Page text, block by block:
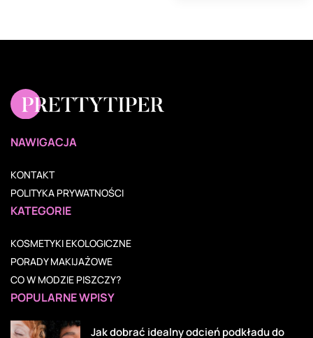
NAWIGACJA
KONTAKT
POLITYKA PRYWATNOŚCI
KATEGORIE
KOSMETYKI EKOLOGICZNE
PORADY MAKIJAŻOWE
CO W MODZIE PISZCZY?
POPULARNE WPISY
Jak dobrać idealny odcień podkładu do